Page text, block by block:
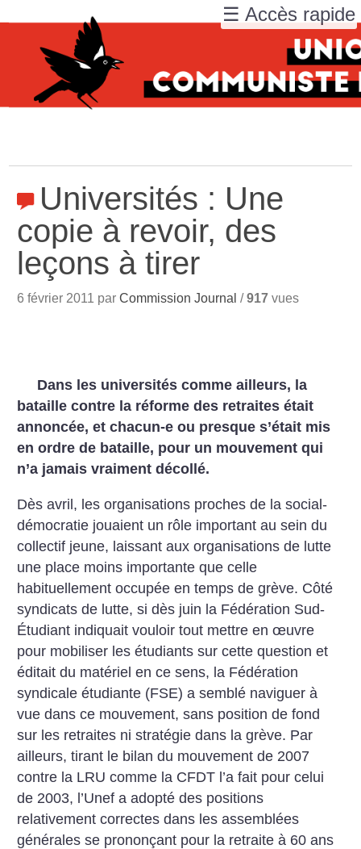
Universités : Une
copie à revoir, des
leçons à tirer
6 février 2011 parCommission Journal /917 vues
Dans les universités comme ailleurs, la
bataille contre la réforme des retraites était
annoncée, et chacun-e ou presque s’était mis
en ordre de bataille, pour un mouvement qui
n’a jamais vraiment décollé.
Dès avril, les organisations proches de la social-
démocratie jouaient un rôle important au sein du
collectif jeune, laissant aux organisations de lutte
une place moins importante que celle
habituellement occupée en temps de grève. Côté
syndicats de lutte, si dès juin la Fédération Sud-
Étudiant indiquait vouloir tout mettre en œuvre
pour mobiliser les étudiants sur cette question et
éditait du matériel en ce sens, la Fédération
syndicale étudiante (FSE) a semblé naviguer à
vue dans ce mouvement, sans position de fond
sur les retraites ni stratégie dans la grève. Par
ailleurs, tirant le bilan du mouvement de 2007
contre la LRU comme la CFDT l’a fait pour celui
de 2003, l’Unef a adopté des positions
relativement correctes dans les assemblées
générales se prononçant pour la retraite à 60 ans
☰ Accès rapide